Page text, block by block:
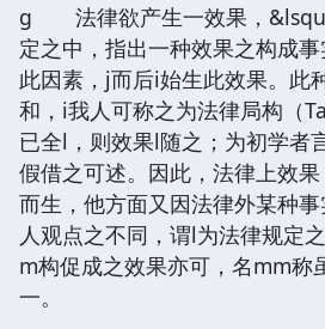
g 法律欲产生一效果，
定之中，指出一种效果之构成
此因素，j而后i始生此效果。此
和，i我人可称之为法律局构（
已全l，则效果l随之；为初学者
假借之可述。因此，法律上效
而生，他方面又因法律外某种
人观点之不同，谓l为法律规定
m构促成之效果亦可，名mm称
一。